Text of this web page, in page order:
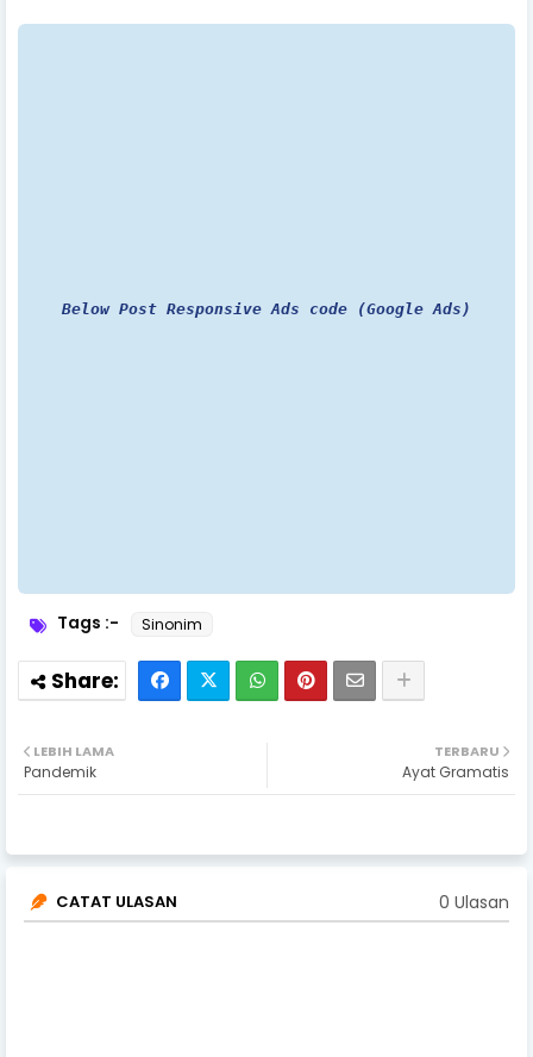
Below Post Responsive Ads code (Google Ads)
Tags :- Sinonim
TERBARU
Ayat Gramatis
LEBIH LAMA
Pandemik
CATAT ULASAN 0 Ulasan